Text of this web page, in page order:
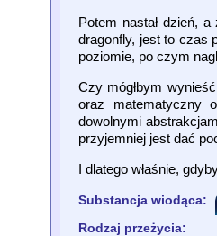
Potem nastał dzień,
dragonfly, jest to czas
poziomie, po czym
Czy mógłbym
oraz matematyczny
dowolnymi
przyjemniej jest dać
I dlatego właśnie,
Substancja wiodąca:
Rodzaj przeżycia: